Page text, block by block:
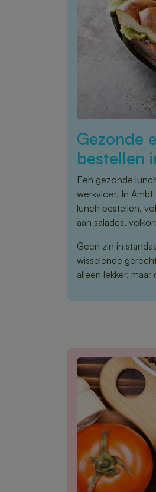
Gezonde
bestellen
Een gezonde
werkvloer. In
lunch bestellen,
aan salades,
Geen zin in
wisselende
alleen lekker,